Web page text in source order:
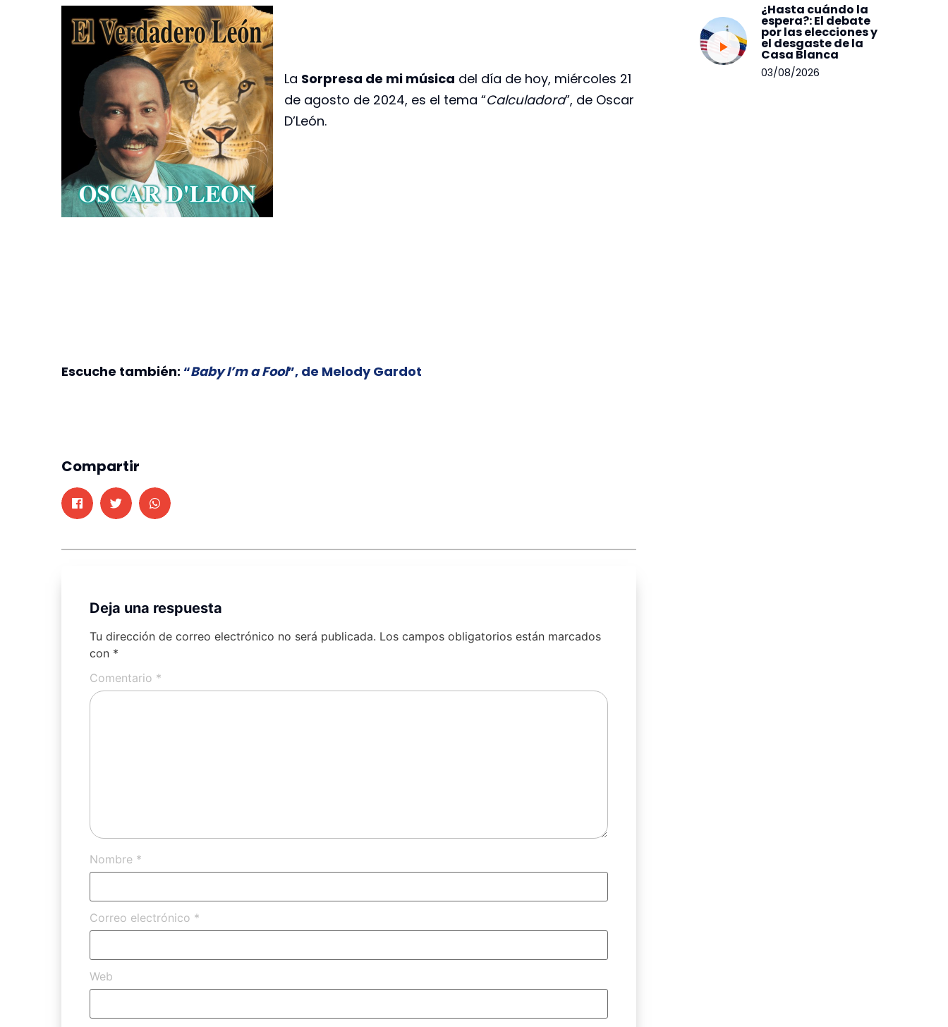
La Sorpresa de mi música del día de hoy, miércoles 21
de agosto de 2024, es el tema “Calculadora”, de Oscar
D’León.
Escuche también: “Baby I’m a Fool”, de Melody Gardot
Compartir
Deja una respuesta
Tu dirección de correo electrónico no será publicada. Los campos obligatorios están marcados
con *
Comentario *
Nombre *
Correo electrónico *
Web
¿Hasta cuándo la
espera?: El debate
por las elecciones y
el desgaste de la
Casa Blanca
03/08/2026